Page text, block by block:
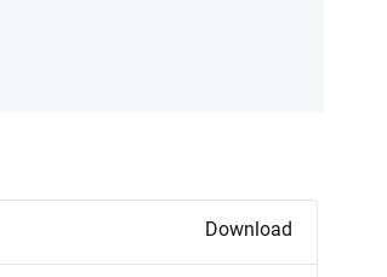
Download